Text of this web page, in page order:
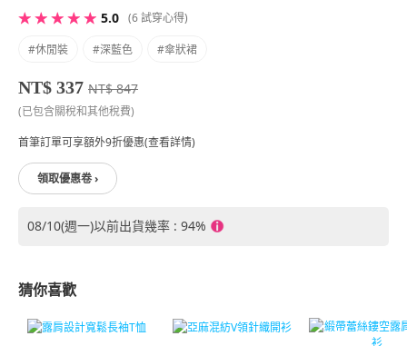
★ ★ ★ ★ ★ 5.0 (6 試穿心得)
#休閒裝 #深藍色 #傘狀裙
NT$ 337 NT$ 847
(已包含關稅和其他稅費)
首筆訂單可享額外9折優惠(查看詳情)
領取優惠卷 ›
08/10(週一)以前出貨幾率 : 94%
猜你喜歡